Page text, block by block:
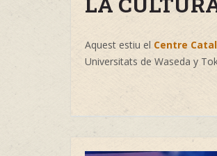
Aquest estiu el Centre
Universitats de Waseda y